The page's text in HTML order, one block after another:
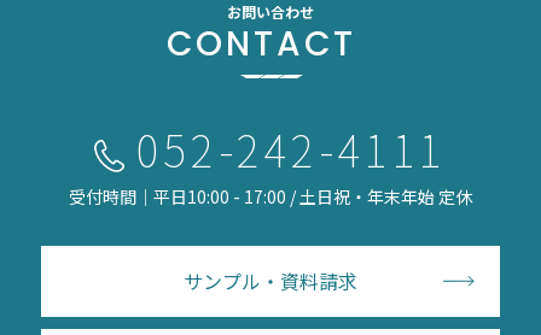
お問い合わせ
CONTACT
052-242-4111
受付時間｜平日10:00 - 17:00 / 土日祝・年末年始 定休
サンプル・資料請求